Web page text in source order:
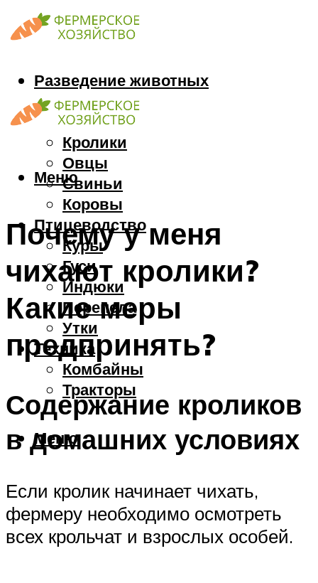
Разведение животных
Козы
Кони
Кролики
Овцы
Свиньи
Коровы
Птицеводство
Куры
Гуси
Индюки
Перепела
Утки
Техника
Комбайны
Тракторы
Меню
Меню
Почему у меня
чихают кролики?
Какие меры
предпринять?
Содержание кроликов
в домашних условиях
Если кролик начинает чихать,
фермеру необходимо осмотреть
всех крольчат и взрослых особей.